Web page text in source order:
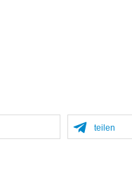
teilen